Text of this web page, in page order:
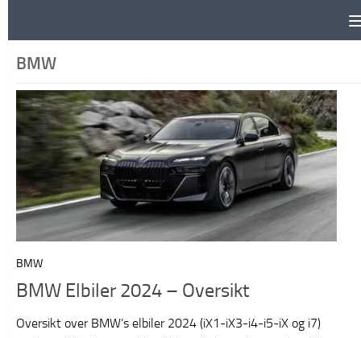
BMW
BMW
BMW Elbiler 2024 – Oversikt
Oversikt over BMW’s elbiler 2024 (iX1-iX3-i4-i5-iX og i7)